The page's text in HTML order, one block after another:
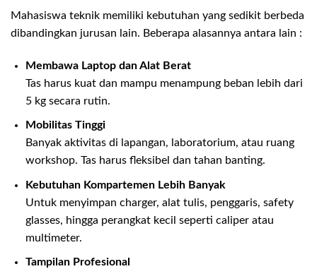
Mahasiswa teknik memiliki kebutuhan yang sedikit berbeda
dibandingkan jurusan lain. Beberapa alasannya antara lain :
Membawa Laptop dan Alat Berat
Tas harus kuat dan mampu menampung beban lebih dari
5 kg secara rutin.
Mobilitas Tinggi
Banyak aktivitas di lapangan, laboratorium, atau ruang
workshop. Tas harus fleksibel dan tahan banting.
Kebutuhan Kompartemen Lebih Banyak
Untuk menyimpan charger, alat tulis, penggaris, safety
glasses, hingga perangkat kecil seperti caliper atau
multimeter.
Tampilan Profesional